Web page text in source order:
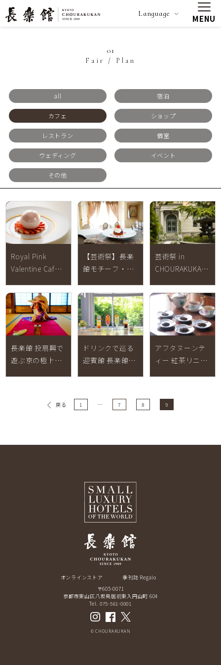
Language MENU
01
Fair / Plan
all 宿泊
カフェ ショップ
レストラン 個室
ウェディング イベント
その他
Royal Pink
Valentine Cafe
月13日～2月14
日終了】
【芸術祭】長楽
館モチーフ・コ
ケーキ【2023年
9月23(日)(土)～
10月9日(祝月)終
了】
芸術祭 in
CHOURAKUKAN【
10月1日(日)終
長楽館 投扇興で
遊ぶ京の極上時
【2023年9月16
ドリンクで巡る
迎賓館 長楽館ド
(木)～8月31日
(木)終了】
アフタヌーンテ
ィー 紅茶リニュ
戻る 1 … 7 8 9
オンラインストア
季刊誌 Regalo
〒605-0071
京都市東山区八坂鳥居前東入円山町 604
Tel. 075-561-0001
© CHOURAKUKAN